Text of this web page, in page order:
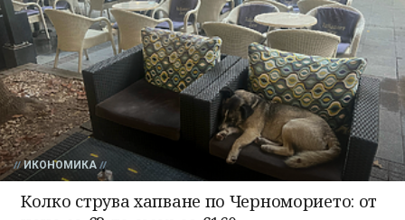
ИКОНОМИКА
Колко струва хапване по Черноморието: от